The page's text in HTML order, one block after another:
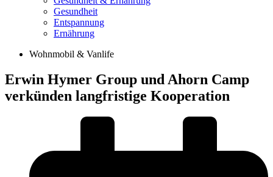
Gesundheit
Entspannung
Ernährung
Wohnmobil & Vanlife
Erwin Hymer Group und Ahorn Camp
verkünden langfristige Kooperation